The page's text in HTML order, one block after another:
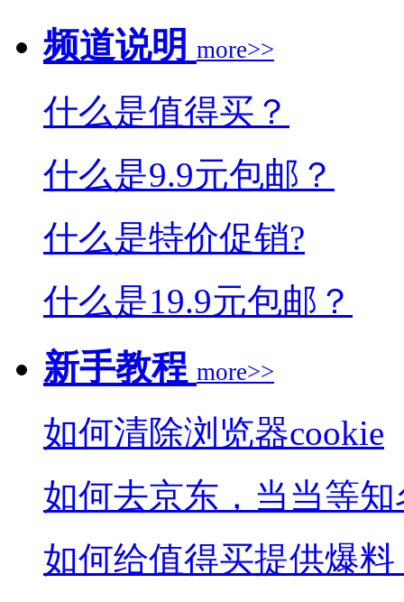
频道说明 more>>
什么是值得买？
什么是9.9元包邮？
什么是特价促销?
什么是19.9元包邮？
新手教程 more>>
如何清除浏览器cookie
如何去京东，当当等
如何给值得买提供爆料